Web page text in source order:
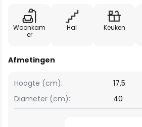
Woonkam
er
Hal Keuken
Afmetingen
Hoogte (cm):
17,5
Diameter (cm):
40